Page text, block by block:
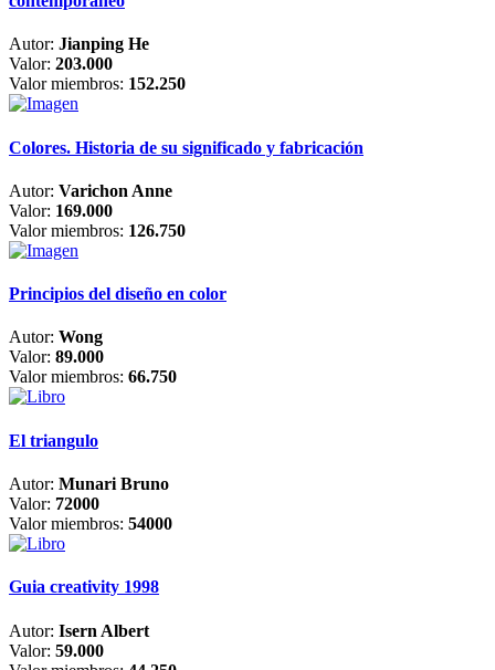
Autor: Jianping He
Valor: 203.000
Valor miembros: 152.250
Colores. Historia de su significado y fabricación
Autor: Varichon Anne
Valor: 169.000
Valor miembros: 126.750
Principios del diseño en color
Autor: Wong
Valor: 89.000
Valor miembros: 66.750
El triangulo
Autor: Munari Bruno
Valor: 72000
Valor miembros: 54000
Guia creativity 1998
Autor: Isern Albert
Valor: 59.000